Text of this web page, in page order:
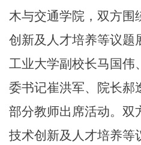
木与交通学院，双方围
创新及人才培养等议题
工业大学副校长马国伟
委书记崔洪军、院长郝
部分教师出席活动。双
技术创新及人才培养等